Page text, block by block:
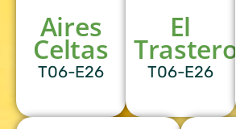
Aires
Celtas
T06-E26
El
Trastero
T06-E26